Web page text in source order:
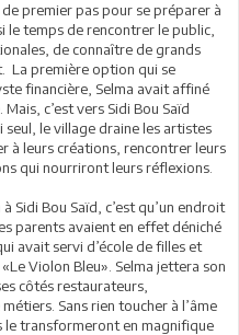
premier pas pour se préparer à
le temps de rencontrer le public,
de connaître de grands
La première option qui se
financière, Selma avait affiné
c’est vers Sidi Bou Saïd
seul, le village draine les artistes
à leurs créations, rencontrer leurs
qui nourriront leurs réflexions.
Sidi Bou Saïd, c’est qu’un endroit
parents avaient en effet déniché
avait servi d’école de filles et
Violon Bleu». Selma jettera son
côtés restaurateurs,
Sans rien toucher à l’âme
le transformeront en magnifique